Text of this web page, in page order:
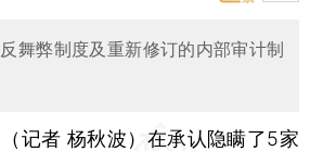
舞弊制度及重新修订的内部审计制
记者 杨秋波） 在承认隐瞒了5家